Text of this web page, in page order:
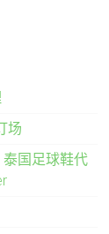
场
泰国足球鞋代